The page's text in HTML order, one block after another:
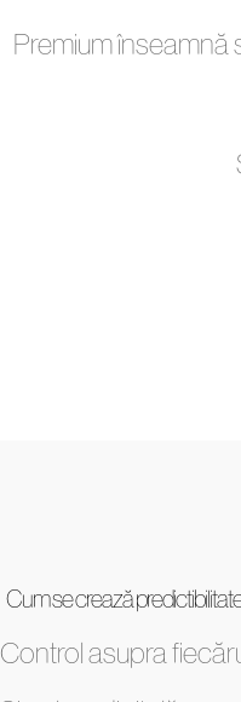
Premium înseamnă
Cum se crează
Control asupra